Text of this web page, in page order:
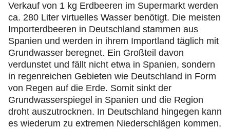
Verkauf von 1 kg Erdbeeren im Supermarkt werden
ca. 280 Liter virtuelles Wasser benötigt. Die meisten
Importerdbeeren in Deutschland stammen aus
Spanien und werden in ihrem Importland täglich mit
Grundwasser beregnet. Ein Großteil davon
verdunstet und fällt nicht etwa in Spanien, sondern
in regenreichen Gebieten wie Deutschland in Form
von Regen auf die Erde. Somit sinkt der
Grundwasserspiegel in Spanien und die Region
droht auszutrocknen. In Deutschland hingegen kann
es wiederum zu extremen Niederschlägen kommen,